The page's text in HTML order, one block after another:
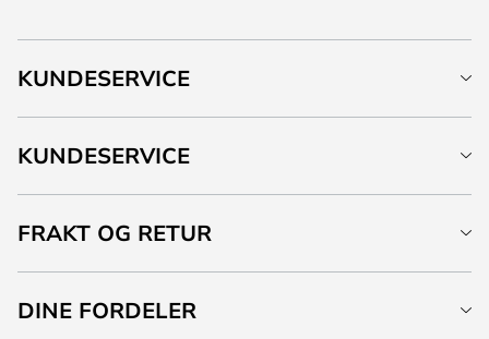
KUNDESERVICE
KUNDESERVICE
FRAKT OG RETUR
DINE FORDELER